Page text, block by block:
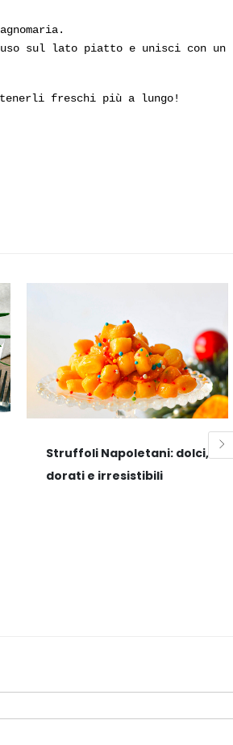
sul lato piatto e unisci con un
freschi più a lungo!
Struffoli Napoletani: dolci,
dorati e irresistibili